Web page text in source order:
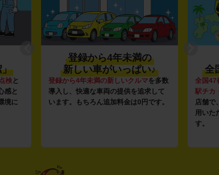
」
検と
感と
境に
登録から4年未満の
新しい車がいっぱい♪
登録から4年未満の新しいクルマを多数
導入し、快適な車両の提供を追求して
います。もちろん追加料金は0円です。
全
全国47
駅チカ
店舗で
用いた
す。